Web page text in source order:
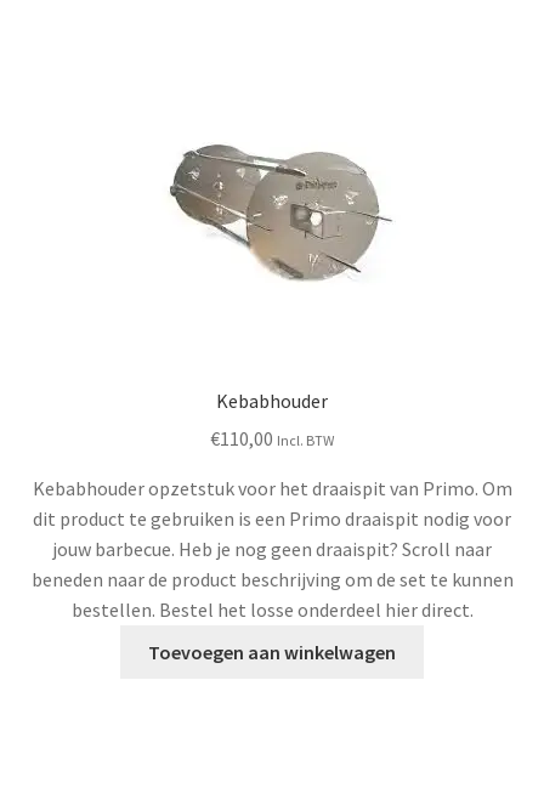
Kebabhouder
€110,00 Incl. BTW
Kebabhouder opzetstuk voor het draaispit van Primo. Om
dit product te gebruiken is een Primo draaispit nodig voor
jouw barbecue. Heb je nog geen draaispit? Scroll naar
beneden naar de product beschrijving om de set te kunnen
bestellen. Bestel het losse onderdeel hier direct.
Toevoegen aan winkelwagen